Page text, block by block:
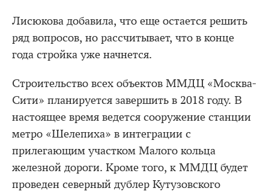
Лисюкова добавила, что еще остается решить
ряд вопросов, но рассчитывает, что в конце
года стройка уже начнется.
Строительство всех объектов ММДЦ «Москва-
Сити» планируется завершить в 2018 году. В
настоящее время ведется сооружение станции
метро «Шелепиха» в интеграции с
прилегающим участком Малого кольца
железной дороги. Кроме того, к ММДЦ будет
проведен северный дублер Кутузовского